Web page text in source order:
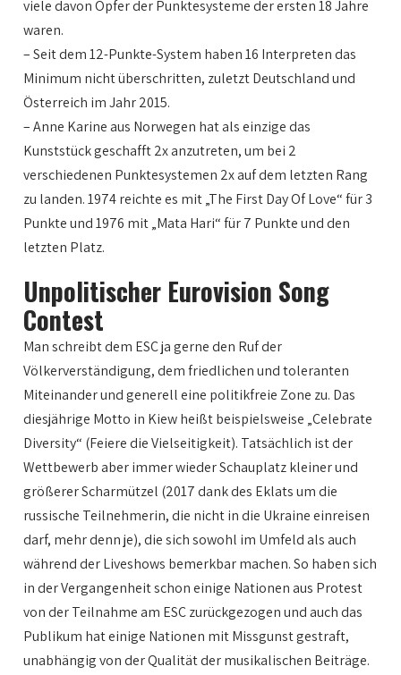
viele davon Opfer der Punktesysteme der ersten 18 Jahre
waren.
– Seit dem 12-Punkte-System haben 16 Interpreten das
Minimum nicht überschritten, zuletzt Deutschland und
Österreich im Jahr 2015.
– Anne Karine aus Norwegen hat als einzige das
Kunststück geschafft 2x anzutreten, um bei 2
verschiedenen Punktesystemen 2x auf dem letzten Rang
zu landen. 1974 reichte es mit „The First Day Of Love“ für 3
Punkte und 1976 mit „Mata Hari“ für 7 Punkte und den
letzten Platz.
Unpolitischer Eurovision Song
Contest
Man schreibt dem ESC ja gerne den Ruf der
Völkerverständigung, dem friedlichen und toleranten
Miteinander und generell eine politikfreie Zone zu. Das
diesjährige Motto in Kiew heißt beispielsweise „Celebrate
Diversity“ (Feiere die Vielseitigkeit). Tatsächlich ist der
Wettbewerb aber immer wieder Schauplatz kleiner und
größerer Scharmützel (2017 dank des Eklats um die
russische Teilnehmerin, die nicht in die Ukraine einreisen
darf, mehr denn je), die sich sowohl im Umfeld als auch
während der Liveshows bemerkbar machen. So haben sich
in der Vergangenheit schon einige Nationen aus Protest
von der Teilnahme am ESC zurückgezogen und auch das
Publikum hat einige Nationen mit Missgunst gestraft,
unabhängig von der Qualität der musikalischen Beiträge.